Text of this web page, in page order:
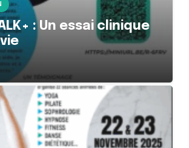
ALK+ : Un essai clinique